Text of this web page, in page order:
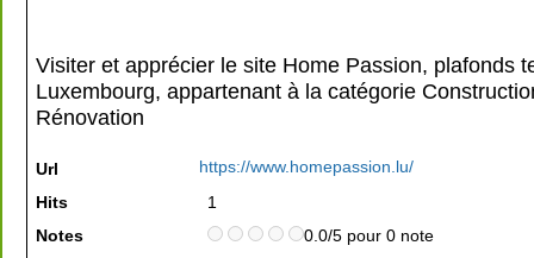
Visiter et apprécier le site Home Passion, plafonds
Luxembourg, appartenant à la catégorie
Rénovation
Url
https://www.homepassion.lu/
Hits
1
Notes
0.0/5 pour 0 note